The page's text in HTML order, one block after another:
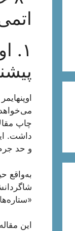
۱.
چاپ
داشت.
و حد
این